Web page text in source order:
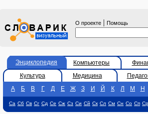
О проекте | Помощь
Энциклопедия Компьютеры
Культура
Медицина
А
Б В Г Д Е Ж З И Й К Л М Н
Са Сб Св Сг Сд Се Сж Сз Си Сй Ск Сл См Сн Со Сп Ср